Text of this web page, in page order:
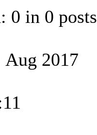
0 in 0 posts
2017